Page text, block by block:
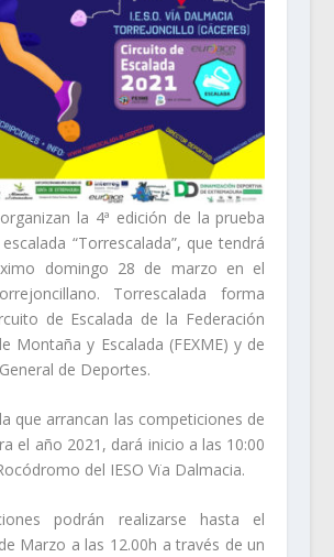
la 4ª edición de la prueba
“Torrescalada”, que tendrá
domingo 28 de marzo en el
Torrescalada forma
de Escalada de la Federación
Montaña y Escalada (FEXME) y de
de Deportes.
que arrancan las competiciones de
el año 2021, dará inicio a las 10:00
del IESO Vïa Dalmacia.
podrán realizarse hasta el
Marzo a las 12.00h a través de un